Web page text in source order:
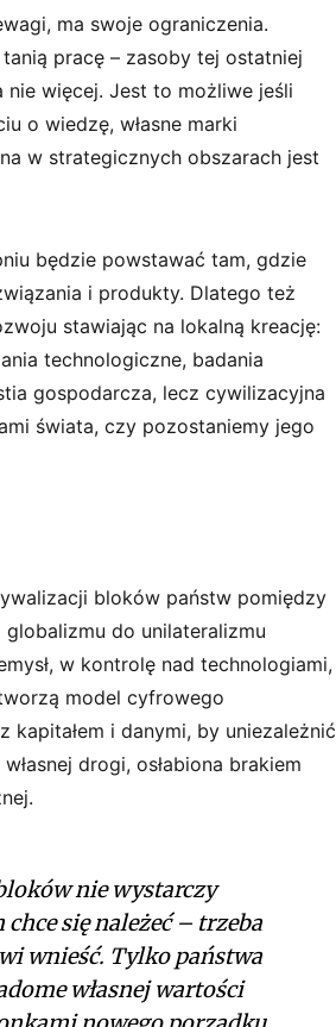
ma swoje ograniczenia.
pracę – zasoby tej ostatniej
więcej. Jest to możliwe jeśli
o wiedzę, własne marki
w strategicznych obszarach jest
będzie powstawać tam, gdzie
i produkty. Dlatego też
stawiając na lokalną kreację:
technologiczne, badania
gospodarcza, lecz cywilizacyjna
świata, czy pozostaniemy jego
bloków państw pomiędzy
do unilateralizmu
w kontrolę nad technologiami,
model cyfrowego
kapitałem i danymi, by uniezależnić
drogi, osłabiona brakiem
nie wystarczy
się należeć – trzeba
wnieść. Tylko państwa
własnej wartości